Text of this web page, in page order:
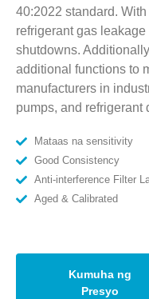
40:2022 standard.
refrigerant gas
shutdowns.
additional functions to
manufacturers in
pumps, and refrigerant
Mataas na sensitivity
Good Consistency
Anti-interference Filter
Aged & Calibrated
Kumuha ng
Presyo